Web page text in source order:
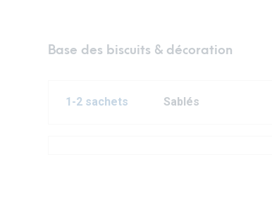
Base des biscuits & décoration
1-2 sachets Sablés